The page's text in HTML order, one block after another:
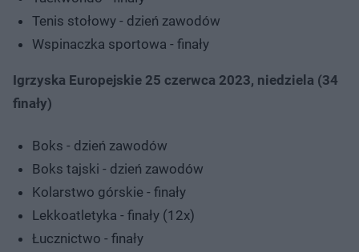
Tenis stołowy - dzień zawodów
Wspinaczka sportowa - finały
Igrzyska Europejskie 25 czerwca 2023, niedziela (34
finały)
Boks - dzień zawodów
Boks tajski - dzień zawodów
Kolarstwo górskie - finały
Lekkoatletyka - finały (12x)
Łucznictwo - finały